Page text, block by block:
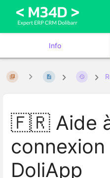
Info
🇫🇷 Aide
connexion
DoliApp